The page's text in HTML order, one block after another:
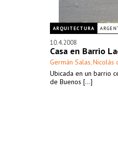
ARQUITECTURA
10.4.2008
Casa en Barrio
Germán Salas, Nicolás
Ubicada en un barrio
de Buenos [...]